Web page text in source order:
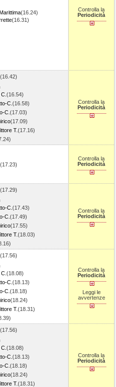
(16.24)
(16.31)
Controlla la
Periodicità
(16.42)
(16.54)
C. (16.58)
C. (17.03)
(17.09)
T.(17.16)
Controlla la
Periodicità
(17.23)
Controlla la
Periodicità
(17.29)
C. (17.43)
C. (17.49)
(17.55)
T.(18.03)
Controlla la
Periodicità
(17.56)
(18.08)
C. (18.13)
C. (18.18)
(18.24)
T.(18.31)
Controlla la
Periodicità
Leggi le
avvertenze
(17.56)
(18.08)
C. (18.13)
C. (18.18)
(18.24)
T.(18.31)
Controlla la
Periodicità